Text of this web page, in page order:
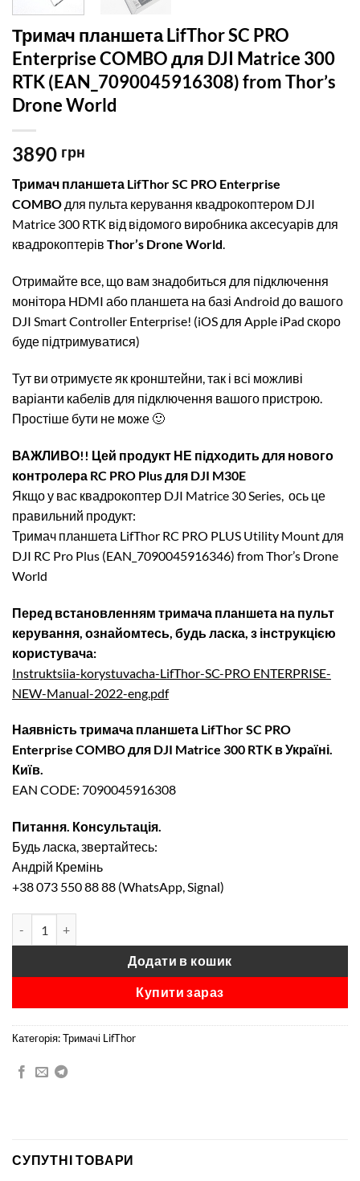
Тримач планшета LifThor SC PRO
Enterprise COMBO для DJI Matrice 300
RTK (EAN_7090045916308) from Thor’s
Drone World
3890 грн
Тримач планшета LifThor SC PRO Enterprise
COMBO для пульта керування квадрокоптером DJI
Matrice 300 RTK від відомого виробника аксесуарів для
квадрокоптерів Thor’s Drone World.
Отримайте все, що вам знадобиться для підключення
монітора HDMI або планшета на базі Android до вашого
DJI Smart Controller Enterprise! (iOS для Apple iPad скоро
буде підтримуватися)
Тут ви отримуєте як кронштейни, так і всі можливі
варіанти кабелів для підключення вашого пристрою.
Простіше бути не може 🙂
ВАЖЛИВО!! Цей продукт НЕ підходить для нового
контролера RC PRO Plus для DJI M30E
Якщо у вас квадрокоптер DJI Matrice 30 Series , ось це
правильний продукт:
Тримач планшета LifThor RC PRO PLUS Utility Mount для
DJI RC Pro Plus (EAN_7090045916346) from Thor’s Drone
World
Перед встановленням тримача планшета на пульт
керування, ознайомтесь, будь ласка, з інструкцією
користувача:
Instruktsiia-korystuvacha-LifThor-SC-PRO ENTERPRISE-
NEW-Manual-2022-eng.pdf
Наявність тримача планшета LifThor SC PRO
Enterprise COMBO для DJI Matrice 300 RTK в Україні.
Київ.
EAN CODE: 7090045916308
Питання. Консультація.
Будь ласка, звертайтесь:
Андрій Кремінь
+38 073 550 88 88 (WhatsApp, Signal)
Додати в кошик
Купити зараз
Категорія:Тримачі LifThor
СУПУТНІ ТОВАРИ